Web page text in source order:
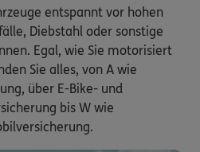
entspannt vor hohen
Diebstahl oder sonstige
Egal, wie Sie motorisiert
Sie alles, von A wie
über E-Bike- und
bis W wie